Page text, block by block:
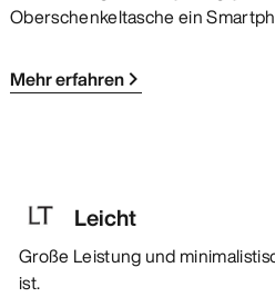
Oberschenkeltasche ein
Mehr erfahren
Leicht
Große Leistung und
ist.